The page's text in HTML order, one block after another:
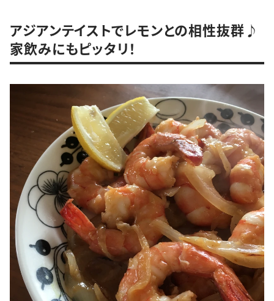
アジアンテイストでレモンとの相性抜群♪
家飲みにもピッタリ！